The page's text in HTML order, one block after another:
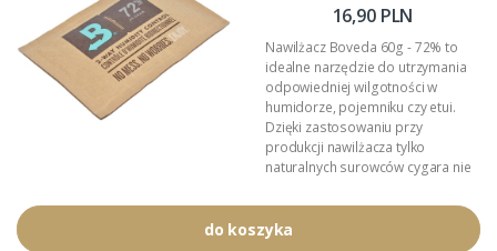
16,90 PLN
Nawilżacz Boveda 60g - 72% to
idealne narzędzie do utrzymania
odpowiedniej wilgotności w
humidorze, pojemniku czy etui.
Dzięki zastosowaniu przy
produkcji nawilżacza tylko
naturalnych surowców cygara nie
aromatów. Podczas pracy
pochłania i oddaje do otoczenia
do koszyka